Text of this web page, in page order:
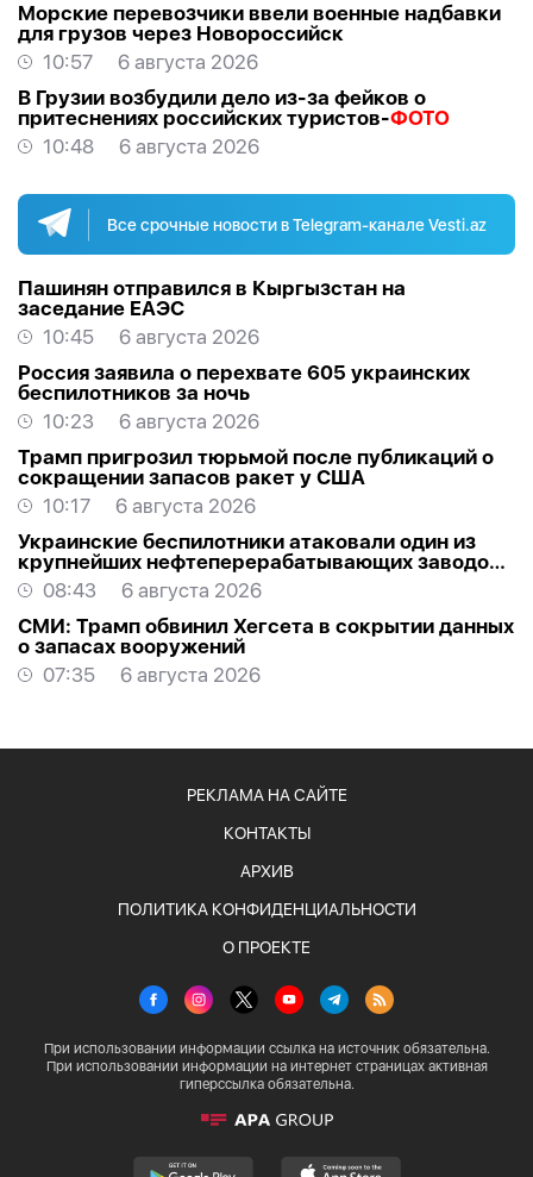
Морские перевозчики ввели военные надбавки
для грузов через Новороссийск
10:57
6 августа 2026
В Грузии возбудили дело из-за фейков о
притеснениях российских туристов-ФОТО
10:48
6 августа 2026
Все срочные новости в Telegram-канале Vesti.az
Пашинян отправился в Кыргызстан на
заседание ЕАЭС
10:45
6 августа 2026
Россия заявила о перехвате 605 украинских
беспилотников за ночь
10:23
6 августа 2026
Трамп пригрозил тюрьмой после публикаций о
сокращении запасов ракет у США
10:17
6 августа 2026
Украинские беспилотники атаковали один из
крупнейших нефтеперерабатывающих заводов
России в Ярославской области
08:43
6 августа 2026
СМИ: Трамп обвинил Хегсета в сокрытии данных
о запасах вооружений
07:35
6 августа 2026
РЕКЛАМА НА САЙТЕ
КОНТАКТЫ
АРХИВ
ПОЛИТИКА КОНФИДЕНЦИАЛЬНОСТИ
О ПРОЕКТЕ
При использовании информации ссылка на источник обязательна.
При использовании информации на интернет страницах активная
гиперссылка обязательна.